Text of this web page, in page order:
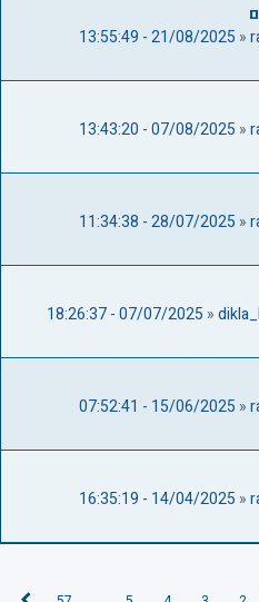
«
21/08/2025 - 13:55:49
«
07/08/2025 - 13:43:20
«
28/07/2025 - 11:34:38
«
07/07/2025 - 18:26:37
«
15/06/2025 - 07:52:41
«
14/04/2025 - 16:35:19